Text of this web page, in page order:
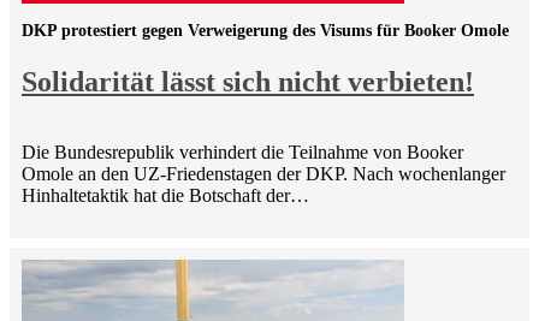
Solidarität lässt sich nicht verbieten!
DKP protestiert gegen Verweigerung des Visums für Booker Omole
Die Bundesrepublik verhindert die Teilnahme von Booker
Omole an den UZ-Friedenstagen der DKP. Nach wochenlanger
Hinhaltetaktik hat die Botschaft der…